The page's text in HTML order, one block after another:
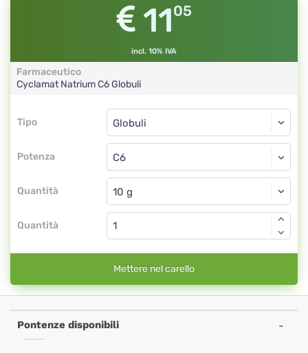
1105
incl. 10% IVA
Farmaceutico
Cyclamat NatriumC6Globuli
Tipo
Tipo
Potenza
Globuli
C6
Quantità
Globuli
Quantità
Mettere nel carello
Pontenze disponibili